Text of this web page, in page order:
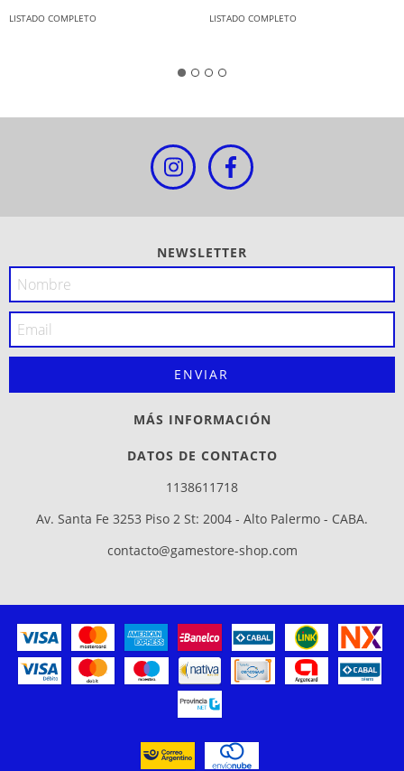
LISTADO COMPLETO LISTADO COMPLETO
NEWSLETTER
MÁS INFORMACIÓN
DATOS DE CONTACTO
1138611718
Av. Santa Fe 3253 Piso 2 St: 2004 - Alto Palermo - CABA.
contacto@gamestore-shop.com